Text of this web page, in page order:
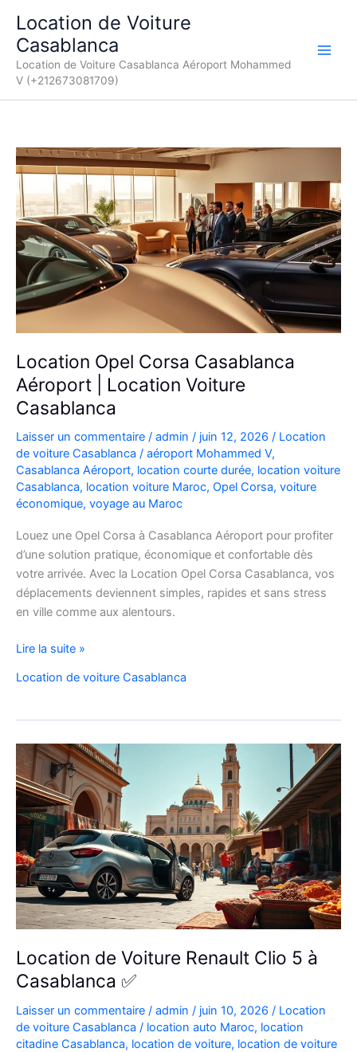
contenu
Location de Voiture
Casablanca
Location de Voiture Casablanca Aéroport Mohammed
V (+212673081709)
Location Opel Corsa Casablanca
Aéroport | Location Voiture
Casablanca
Laisser un commentaire / admin / juin 12, 2026 / Location
de voiture Casablanca / aéroport Mohammed V,
Casablanca Aéroport, location courte durée, location voiture
Casablanca, location voiture Maroc, Opel Corsa, voiture
économique, voyage au Maroc
Louez une Opel Corsa à Casablanca Aéroport pour profiter
d’une solution pratique, économique et confortable dès
votre arrivée. Avec la Location Opel Corsa Casablanca, vos
déplacements deviennent simples, rapides et sans stress
en ville comme aux alentours.
Location
Corsa
Aéroport
|
Location
Voiture
Casablanca
Lire la suite »
Location de voiture Casablanca
Location de Voiture Renault Clio 5 à
Casablanca ✅
Laisser un commentaire / admin / juin 10, 2026 / Location
de voiture Casablanca / location auto Maroc, location
citadine Casablanca, location de voiture, location de voiture